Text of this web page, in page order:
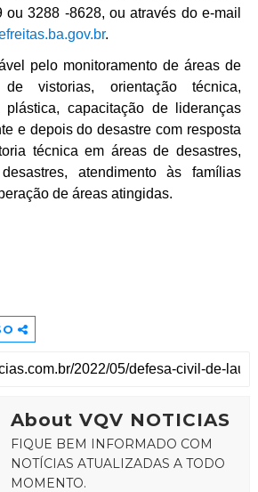
.
pelo monitoramento de áreas de
vistorias, orientação técnica,
capacitação de lideranças
e depois do desastre com resposta
técnica em áreas de desastres,
atendimento às famílias
de áreas atingidas.
About VQV NOTICIAS
FIQUE BEM INFORMADO COM
NOTÍCIAS ATUALIZADAS A TODO
MOMENTO.